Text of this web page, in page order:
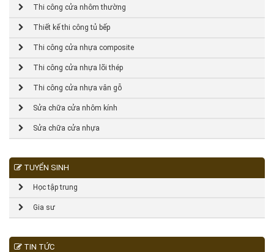
Thi công cửa nhôm thường
Thiết kế thi công tủ bếp
Thi công cửa nhựa composite
Thi công cửa nhựa lõi thép
Thi công cửa nhựa vân gỗ
Sửa chữa cửa nhôm kính
Sửa chữa cửa nhựa
TUYỂN SINH
Học tập trung
Gia sư
TIN TỨC